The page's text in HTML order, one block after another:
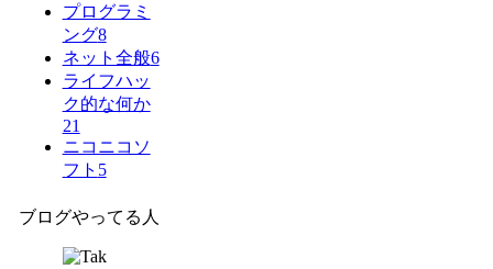
プログラミ
ング8
ネット全般6
ライフハッ
ク的な何か
21
ニコニコソ
フト 5
ブログやってる人